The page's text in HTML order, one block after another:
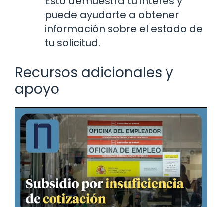
puede ayudarte a obtener
información sobre el estado de
tu solicitud.
Recursos adicionales y
apoyo